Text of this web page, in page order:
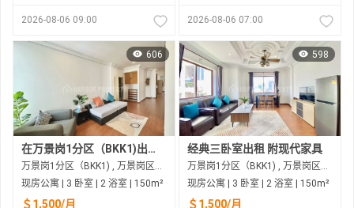
2026-08-06 09:00 2026-08-06 07:00
606
在万景岗1分区（BKK1)出租的现房公寓
万景岗1分区（BKK1) , 万景岗区（BKK) , 金边市
现房公寓 | 3 卧室 | 2 浴室 | 150m²
＄1,500/月
598
经典三卧室出租 附现代家具
万景岗1分区（BKK1) , 万景岗区（BKK) , 金边市
现房公寓 | 3 卧室 | 2 浴室 | 150m²
＄1,500/月